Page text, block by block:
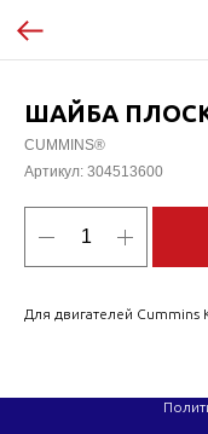
ШАЙБА
CUMMINS®
Артикул: 304513600
Для двигателей Cummins